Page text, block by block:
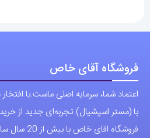
فروشگاه آقای خاص
اعتماد شما، سرمایه اصلی ماست.با
با (مستر اسپشیال) تجربه‌ای جدید از خرید
فروشگاه